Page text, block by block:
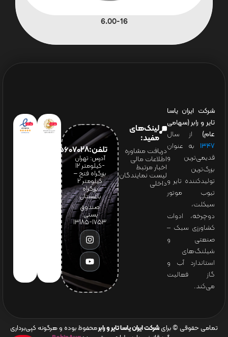
6.00-16
شرکت ایران یاسا
تایر و رابر (سهامی
عام) از سال
۱۳۴۷ به عنوان
قدیمی‌ترین و
بزرگ‌ترین
تولیدکننده تایر و
تیوب موتور
سیکلت،
دوچرخه، ادوات
کشاورزی سبک –
صنعتی و
شیلنگ‌های
استاندارد آب و
گاز فعالیت
می‌کند.
لینک‌های
مفید:
دریافت مشاوره
اطلاعات مالی
اخبار مرتبط
لیست نمایندگان
داخلی
تلفن:65607028(021)
آدرس: تهران
-کیلومتر 12
بزرگراه فتح –
کیلومتر ۲
بزرگراه
باغستان
صندوق
پستی:
1753-13185
تمامی حقوقی © برای شرکت ایران یاسا تایر و رابرمحفوظ بوده و هرگونه کپی‌برداری